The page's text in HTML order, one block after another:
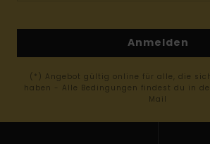
Anmelden
(*) Angebot gültig online für alle, die
haben - Alle Bedingungen findest du in
Mail